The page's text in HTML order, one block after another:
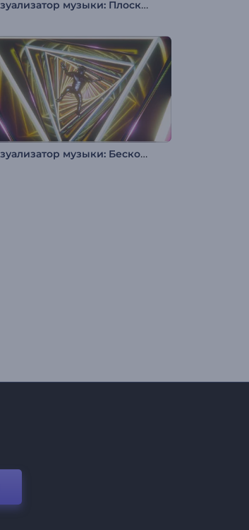
Визуализатор музыки: Плоский аудиоспектр
Визуализатор музыки: Бесконечное падение